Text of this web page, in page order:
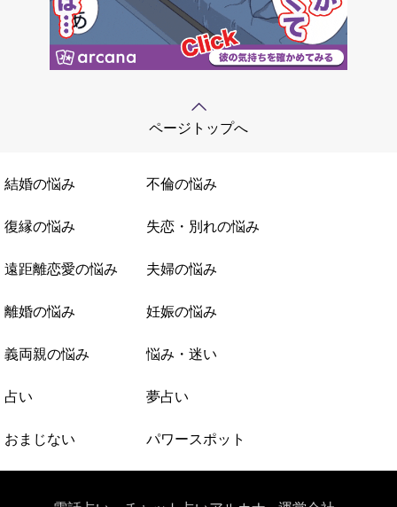
ページトップへ
結婚の悩み 不倫の悩み
復縁の悩み 失恋・別れの悩み
遠距離恋愛の悩み 夫婦の悩み
離婚の悩み 妊娠の悩み
義両親の悩み 悩み・迷い
占い 夢占い
おまじない パワースポット